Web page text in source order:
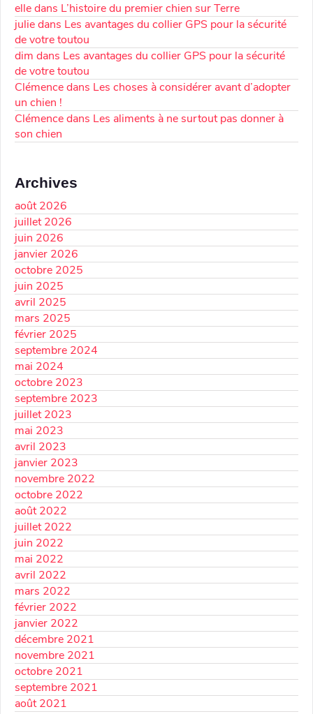
elledans L’histoire du premier chien sur Terre
juliedans Les avantages du collier GPS pour la sécurité
de votre toutou
dim dans Les avantages du collier GPS pour la sécurité
de votre toutou
Clémencedans Les choses à considérer avant d’adopter
un chien !
Clémencedans Les aliments à ne surtout pas donner à
son chien
Archives
août 2026
juillet 2026
juin 2026
janvier 2026
octobre 2025
juin 2025
avril 2025
mars 2025
février 2025
septembre 2024
mai 2024
octobre 2023
septembre 2023
juillet 2023
mai 2023
avril 2023
janvier 2023
novembre 2022
octobre 2022
août 2022
juillet 2022
juin 2022
mai 2022
avril 2022
mars 2022
février 2022
janvier 2022
décembre 2021
novembre 2021
octobre 2021
septembre 2021
août 2021